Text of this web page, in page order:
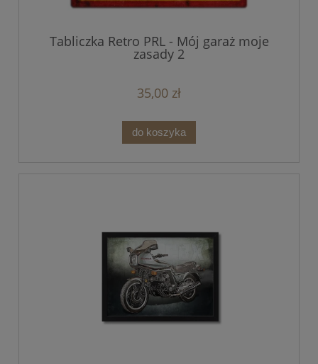
Tabliczka Retro PRL - Mój garaż moje
zasady 2
35,00 zł
do koszyka